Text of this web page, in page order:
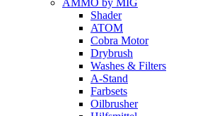
AMMO by MIG
Shader
ATOM
Cobra Motor
Drybrush
Washes & Filters
A-Stand
Farbsets
Oilbrusher